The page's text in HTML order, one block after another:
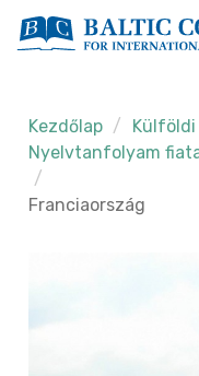
Kezdőlap
Nyelvtanfolyam
Franciaország